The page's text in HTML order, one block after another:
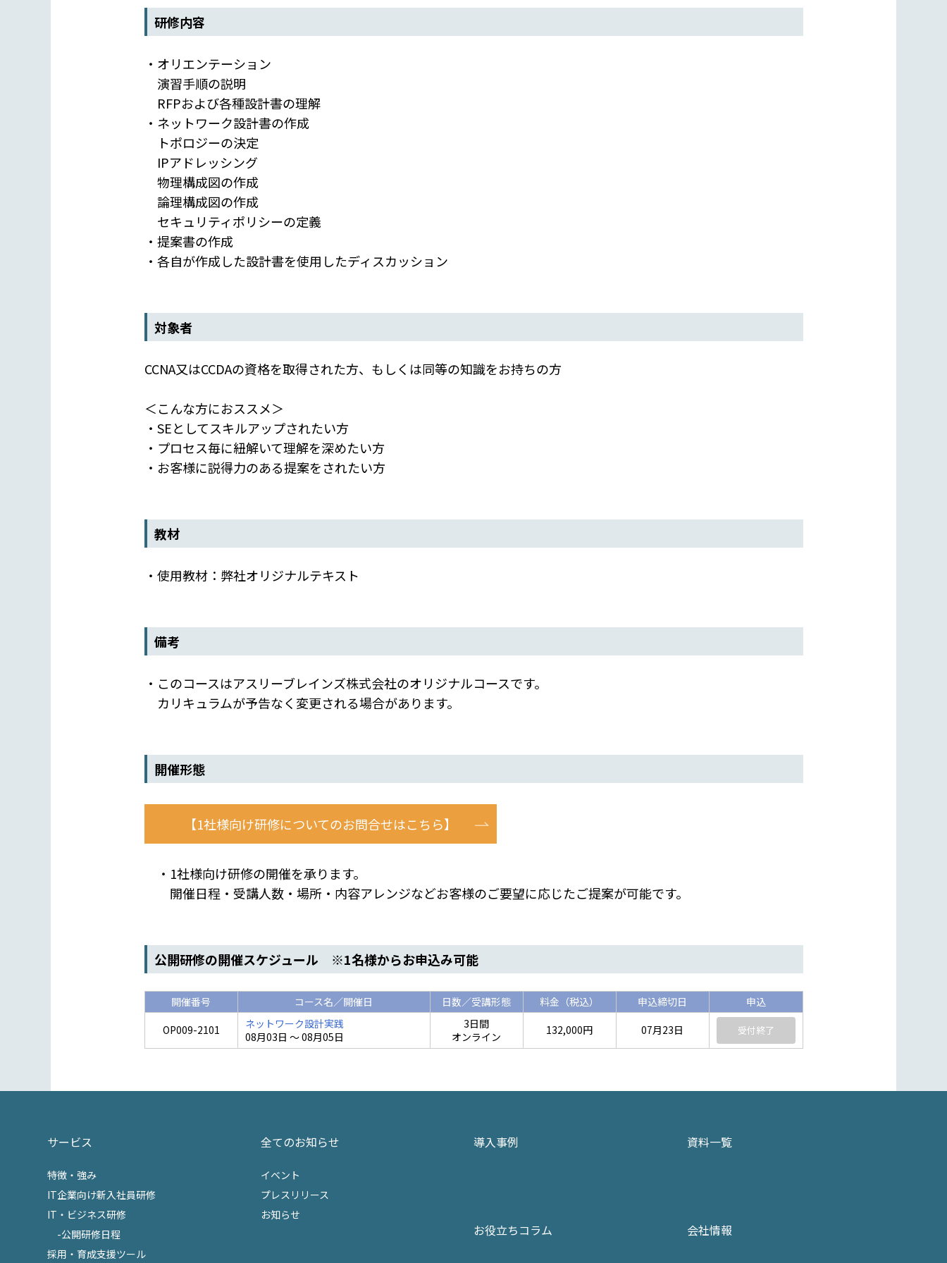
研修内容
・オリエンテーション
演習手順の説明
RFPおよび各種設計書の理解
・ネットワーク設計書の作成
トポロジーの決定
IPアドレッシング
物理構成図の作成
論理構成図の作成
セキュリティポリシーの定義
・提案書の作成
・各自が作成した設計書を使用したディスカッション
対象者
CCNA又はCCDAの資格を取得された方、もしくは同等の知識をお持ちの方
＜こんな方におススメ＞
・SEとしてスキルアップされたい方
・プロセス毎に紐解いて理解を深めたい方
・お客様に説得力のある提案をされたい方
教材
・使用教材：弊社オリジナルテキスト
備考
・このコースはアスリーブレインズ株式会社のオリジナルコースです。
カリキュラムが予告なく変更される場合があります。
開催形態
【1社様向け研修についてのお問合せはこちら】
・1社様向け研修の開催を承ります。
開催日程・受講人数・場所・内容アレンジなどお客様のご要望に応じたご提案が可能です。
公開研修の開催スケジュール ※1名様からお申込み可能
開催番号 コース名／開催日 日数／受講形態 料金（税込） 申込締切日
申込
OP009-2101
ネットワーク設計実践
08月03日 ～ 08月05日
3日間 132,000円 07月23日 受付終了
オンライン
サービス
特徴・強み
IT企業向け新入社員研修
IT・ビジネス研修
-公開研修日程
採用・育成支援ツール
全てのお知らせ
イベント
プレスリリース
お知らせ
導入事例
お役立ちコラム
資料一覧
会社情報